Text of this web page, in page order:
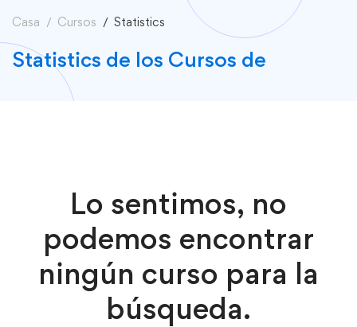
Casa Cursos Statistics
Statistics de los Cursos de
Lo sentimos, no
podemos encontrar
ningún curso para la
búsqueda.